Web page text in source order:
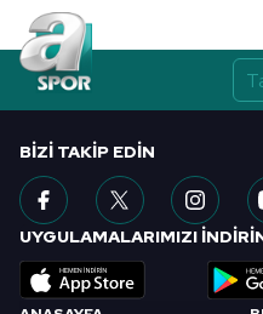
BIZI TAKIP EDIN
UYGULAMALARIMIZI